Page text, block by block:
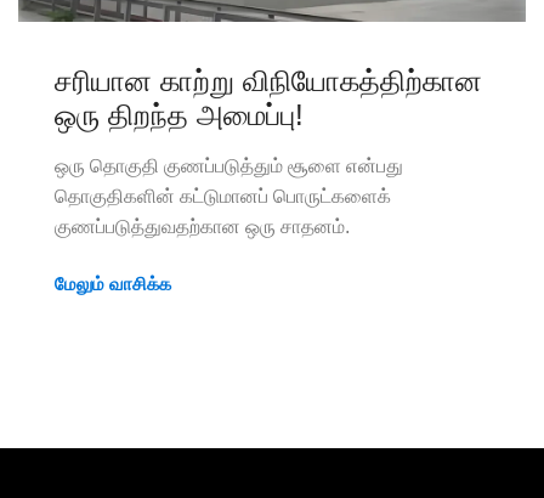
சரியான காற்று விநியோகத்திற்கான
ஒரு திறந்த அமைப்பு!
ஒரு தொகுதி குணப்படுத்தும் சூளை என்பது
தொகுதிகளின் கட்டுமானப் பொருட்களைக்
குணப்படுத்துவதற்கான ஒரு சாதனம்.
மேலும் வாசிக்க